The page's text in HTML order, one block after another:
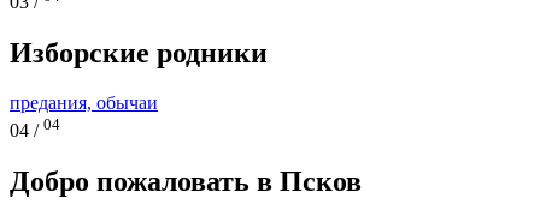
Изборские родники
предания, обычаи
04 / 04
Добро пожаловать в Псков